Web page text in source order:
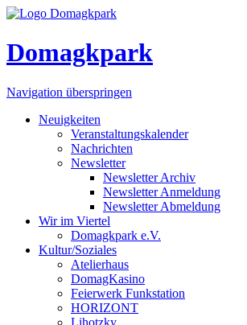
Domagkpark
Navigation überspringen
Neuigkeiten
Veranstaltungskalender
Nachrichten
Newsletter
Newsletter Archiv
Newsletter Anmeldung
Newsletter Abmeldung
Wir im Viertel
Domagkpark e.V.
Kultur/Soziales
Atelierhaus
DomagKasino
Feierwerk Funkstation
HORIZONT
Lihotzky